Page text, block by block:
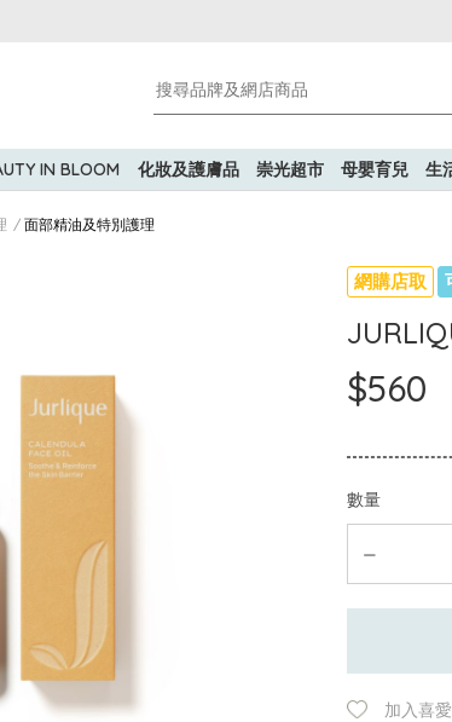
IN BLOOM 化妝及護膚品 崇光超市 母嬰育兒 生
面部精油及特別護理
網購店取
$560
數量
加入喜